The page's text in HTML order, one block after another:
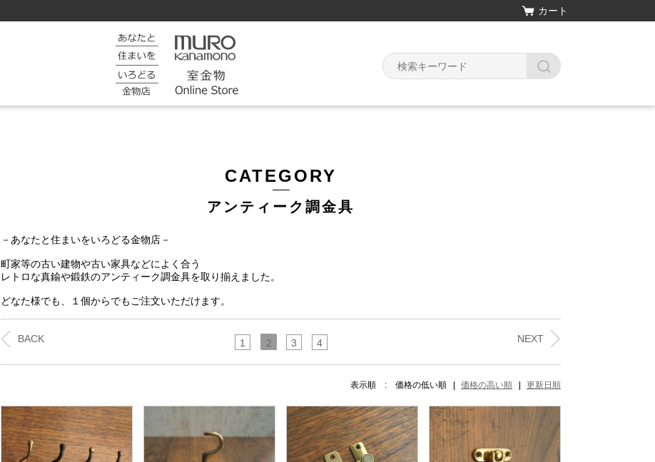
カート
CATEGORY
アンティーク調金具
－あなたと住まいをいろどる金物店－
町家等の古い建物や古い家具などによく合う
レトロな真鍮や鍛鉄のアンティーク調金具を取り揃えました。
どなた様でも、１個からでもご注文いただけます。
BACK NEXT
1 2 3 4
表示順 : 価格の低い順 価格の高い順 更新日順